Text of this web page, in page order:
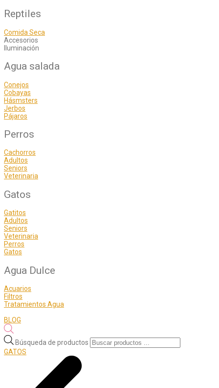
Reptiles
Comida Seca
Accesorios
Iluminación
Agua salada
Conejos
Cobayas
Hásmsters
Jerbos
Pájaros
Perros
Cachorros
Adultos
Seniors
Veterinaria
Gatos
Gatitos
Adultos
Seniors
Veterinaria
Perros
Gatos
Agua Dulce
Acuarios
Filtros
Tratamientos Agua
BLOG
Búsqueda de productos
GATOS